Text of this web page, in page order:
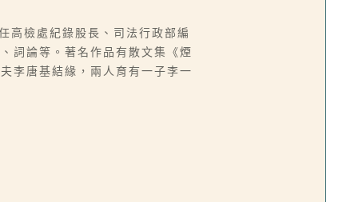
高檢處紀錄股長、司法行政部編
詞論等。著名作品有散文集《煙
李唐基結緣，兩人育有一子李一